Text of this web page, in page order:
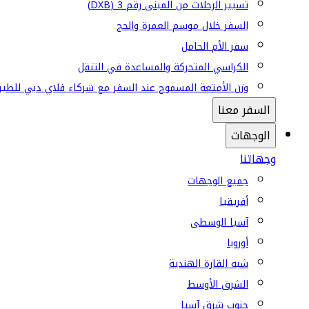
تسيير الرحلات من المبنى رقم 3 (DXB)
السفر خلال موسم العمرة والحج
سفر الأم الحامل
الكراسي المتحركة والمساعدة في التنقل
وزن الأمتعة المسموح عند السفر مع شركاء فلاي دبي
السفر معنا
الوجهات
وجهاتنا
جميع الوجهات
أفريقيا
آسيا الوسطى
أوروبا
شبه القارة الهندية
الشرق الأوسط
جنوب شرق آسيا